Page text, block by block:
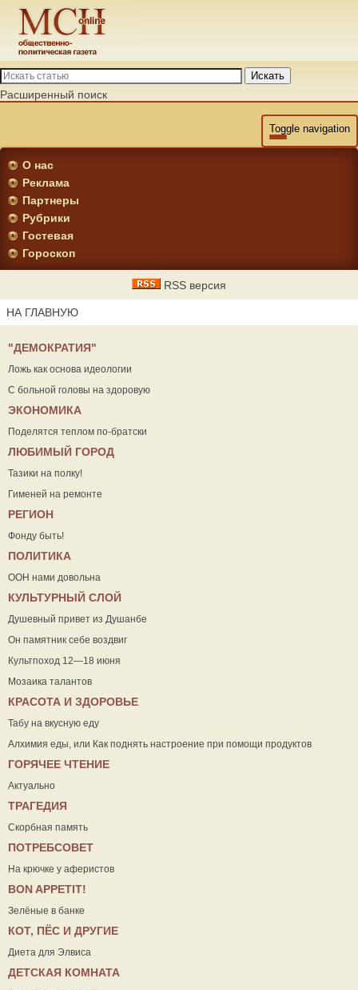
Искать
Расширенный поиск
Toggle navigation
О нас
Реклама
Партнеры
Рубрики
Гостевая
Гороскоп
RSS версия
НА ГЛАВНУЮ
"ДЕМОКРАТИЯ"
Ложь как основа идеологии
С больной головы на здоровую
ЭКОНОМИКА
Поделятся теплом по-братски
ЛЮБИМЫЙ ГОРОД
Тазики на полку!
Гименей на ремонте
РЕГИОН
Фонду быть!
ПОЛИТИКА
ООН нами довольна
КУЛЬТУРНЫЙ СЛОЙ
Душевный привет из Душанбе
Он памятник себе воздвиг
Культпоход 12—18 июня
Мозаика талантов
КРАСОТА И ЗДОРОВЬЕ
Табу на вкусную еду
Алхимия еды, или Как поднять настроение при помощи продуктов
ГОРЯЧЕЕ ЧТЕНИЕ
Актуально
ТРАГЕДИЯ
Скорбная память
ПОТРЕБСОВЕТ
На крючке у аферистов
ВON APPETIT!
Зелёные в банке
КОТ, ПЁС И ДРУГИЕ
Диета для Элвиса
ДЕТСКАЯ КОМНАТА